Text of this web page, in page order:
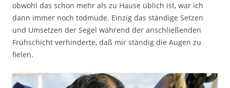
obwohl das schon mehr als zu Hause üblich ist, war ich
dann immer noch todmüde. Einzig das ständige Setzen
und Umsetzen der Segel während der anschließenden
Frühschicht verhinderte, daß mir ständig die Augen zu
fielen.